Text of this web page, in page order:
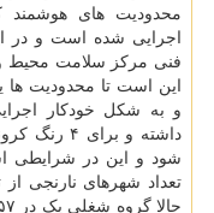
اجرایی شده است و در
فنی مرکز سلامت محیط
این است تا محدودیت ها
و به شکل خودکار
داشته و
شود و این در شرایطی
تعداد شهرهای نارنجی